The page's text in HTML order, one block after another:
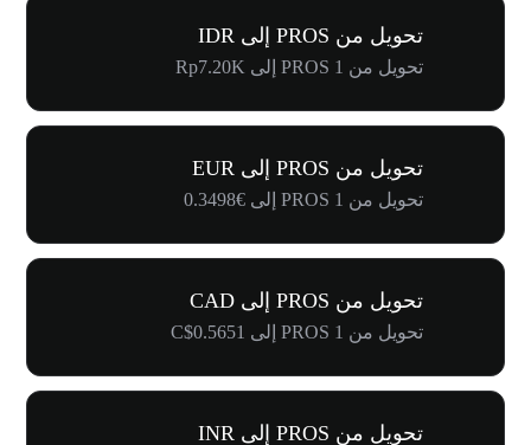
تحويل من PROS إلى IDR
تحويل من 1 PROS إلى Rp7.20K
تحويل من PROS إلى EUR
تحويل من 1 PROS إلى €0.3498
تحويل من PROS إلى CAD
تحويل من 1 PROS إلى C$0.5651
تحويل من PROS إلى INR